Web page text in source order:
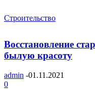
Строительство
Восстановление
былую красоту
admin -01.11.2021
0